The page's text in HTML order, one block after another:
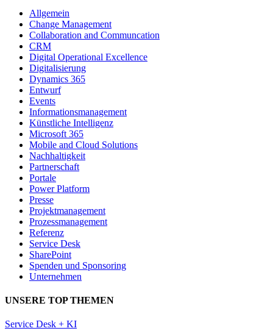
Allgemein
Change Management
Collaboration and Communcation
CRM
Digital Operational Excellence
Digitalisierung
Dynamics 365
Entwurf
Events
Informationsmanagement
Künstliche Intelligenz
Microsoft 365
Mobile and Cloud Solutions
Nachhaltigkeit
Partnerschaft
Portale
Power Platform
Presse
Projektmanagement
Prozessmanagement
Referenz
Service Desk
SharePoint
Spenden und Sponsoring
Unternehmen
UNSERE TOP THEMEN
Service Desk + KI